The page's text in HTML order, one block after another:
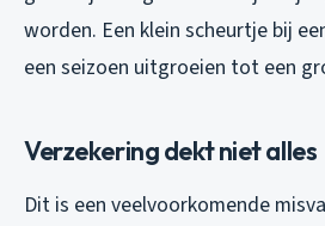
worden. Een klein scheurtje bij
een seizoen uitgroeien tot een
Verzekering dekt niet alles
Dit is een veelvoorkomende